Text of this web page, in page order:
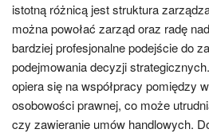
istotną różnicą jest struktura
można powołać zarząd oraz radę
bardziej profesjonalne podejście do
podejmowania decyzji
opiera się na współpracy pomiędzy
osobowości prawnej, co może
czy zawieranie umów handlowych.